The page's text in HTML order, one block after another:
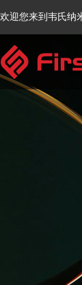
欢迎您来到韦氏纳